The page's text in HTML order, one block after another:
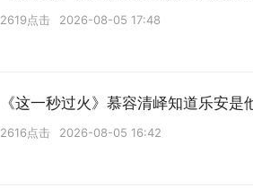
2619点击 2026-08-05 17:48
《这一秒过火》慕容清峄知道乐安是
2616点击 2026-08-05 16:42